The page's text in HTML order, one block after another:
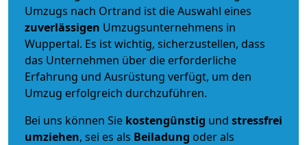
Umzugs nach Ortrand ist die Auswahl eines
zuverlässigen Umzugsunternehmens in
Wuppertal. Es ist wichtig, sicherzustellen, dass
das Unternehmen über die erforderliche
Erfahrung und Ausrüstung verfügt, um den
Umzug erfolgreich durchzuführen.
Bei uns können Sie kostengünstig und stressfrei
umziehen, sei es als Beiladung oder als